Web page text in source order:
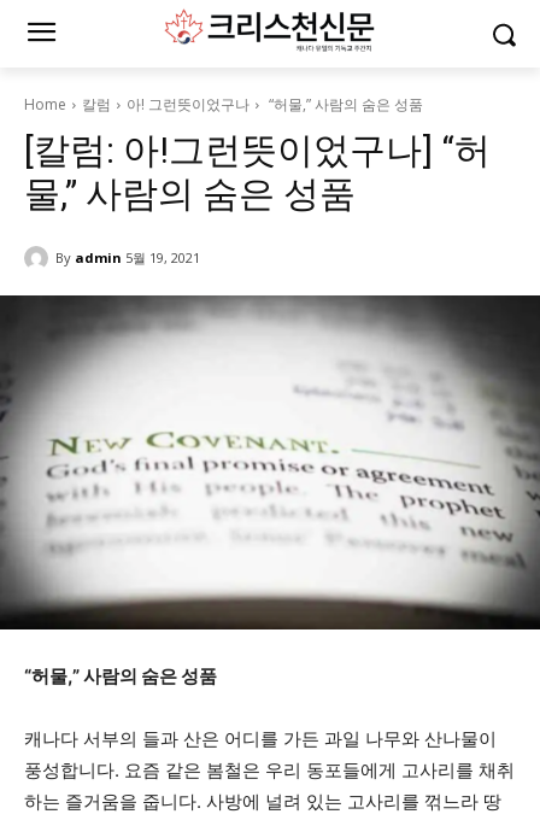
Home 칼럼 아! 그런뜻이었구나 “허물,” 사람의 숨은 성품
[칼럼: 아!그런뜻이었구나] “허
물,” 사람의 숨은 성품
By admin 5월 19, 2021
“허물,”사람의 숨은성품
캐나다 서부의 들과 산은 어디를 가든 과일 나무와 산나물이
풍성합니다. 요즘 같은 봄철은 우리 동포들에게 고사리를 채취
하는 즐거움을 줍니다. 사방에 널려 있는 고사리를 꺾느라 땅